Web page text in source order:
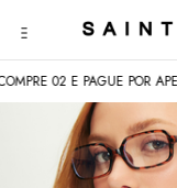
E PAGUE POR APENAS